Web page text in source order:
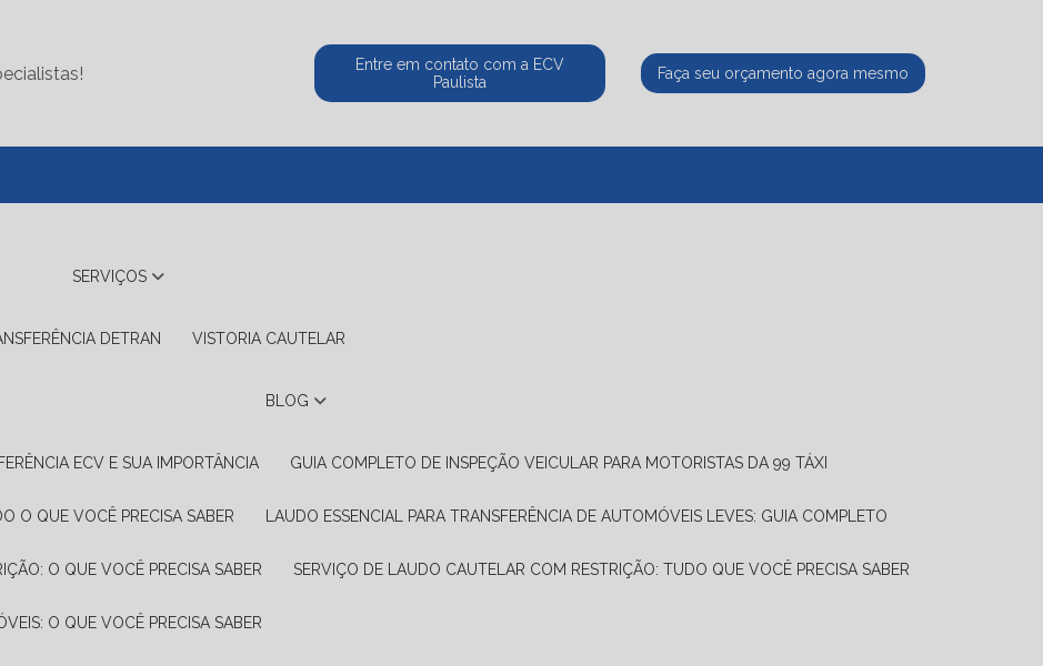
Entre em contato com a ECV
Paulista
Faça seu orçamento agora mesmo
SERVIÇOS
DETRAN VISTORIA CAUTELAR
BLOG
ECV E SUA IMPORTÂNCIA GUIA COMPLETO DE INSPEÇÃO VEICULAR PARA MOTORISTAS DA 99 TÁXI
O QUE VOCÊ PRECISA SABER LAUDO ESSENCIAL PARA TRANSFERÊNCIA DE AUTOMÓVEIS LEVES: GUIA COMPLETO
O QUE VOCÊ PRECISA SABER SERVIÇO DE LAUDO CAUTELAR COM RESTRIÇÃO: TUDO QUE VOCÊ PRECISA SABER
O QUE VOCÊ PRECISA SABER